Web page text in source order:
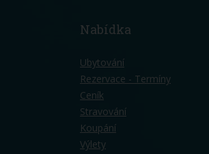
Nabídka
Ubytování
Rezervace - Termíny
Ceník
Stravování
Koupání
Výlety